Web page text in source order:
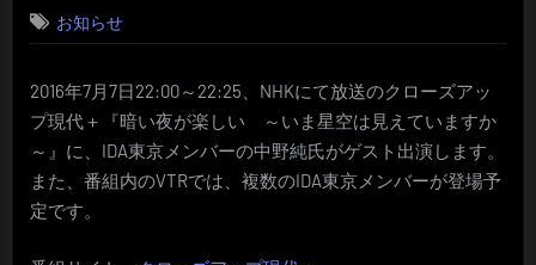
お知らせ
2016年7月7日22:00～22:25、NHKにて放送のクローズアッ
プ現代＋『暗い夜が楽しい ～いま星空は見えていますか
～』に、IDA東京メンバーの中野純氏がゲスト出演します。
また、番組内のVTRでは、複数のIDA東京メンバーが登場予
定です。